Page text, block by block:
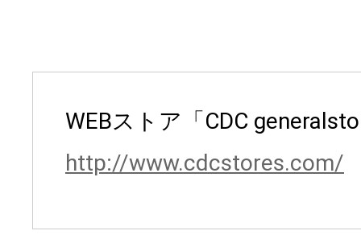
WEBストア「CDC
http://www.cdcstores.com/